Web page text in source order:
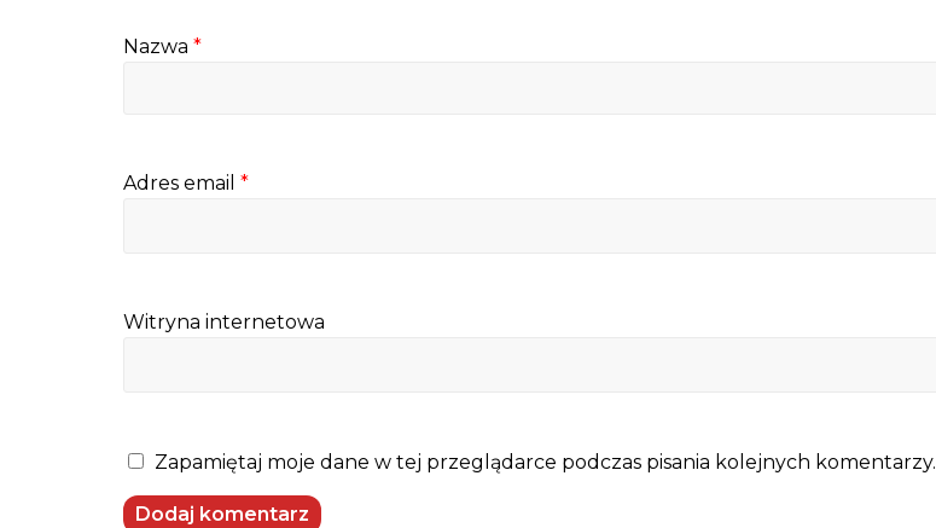
Nazwa *
Adres email *
Witryna internetowa
Zapamiętaj moje dane w tej przeglądarce podczas pisania kolejnych komentarzy.